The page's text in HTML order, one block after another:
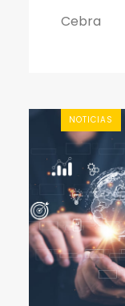
Cebra
NOTICIAS